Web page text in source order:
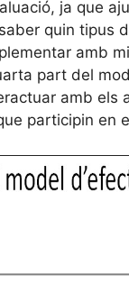
ja que
quin tipus
amb
part del
amb els
participin en